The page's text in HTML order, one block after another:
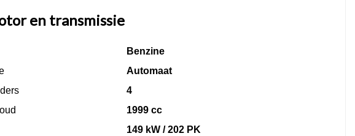
en transmissie
Benzine
Automaat
4
1999 cc
149 kW / 202 PK